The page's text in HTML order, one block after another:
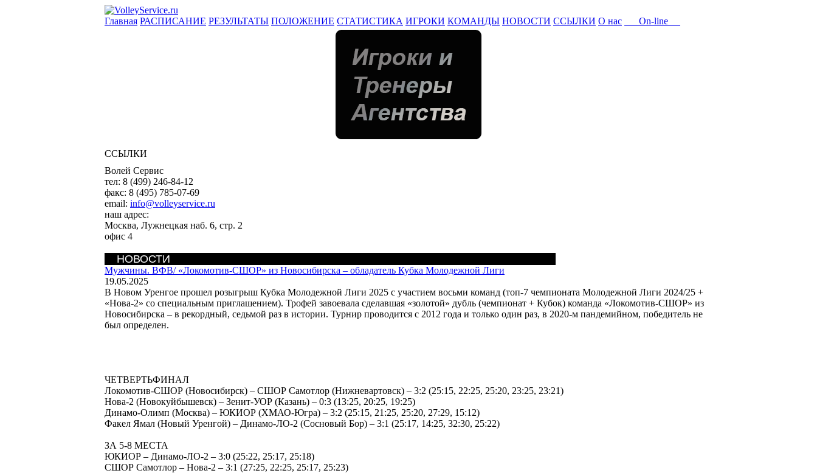
Главная РАСПИСАНИЕ РЕЗУЛЬТАТЫ ПОЛОЖЕНИЕ СТАТИСТИКА ИГРОКИ КОМАНДЫ НОВОСТИ ССЫЛКИ О нас On-line
ССЫЛКИ
Волей Сервис
тел: 8 (499) 246-84-12
факс: 8 (495) 785-07-69
email: info@volleyservice.ru
наш адрес:
Москва, Лужнецкая наб. 6, стр. 2
офис 4
НОВОСТИ
Мужчины. ВФВ/ «Локомотив-СШОР» из Новосибирска – обладатель Кубка Молодежной Лиги
19.05.2025
В Новом Уренгое прошел розыгрыш Кубка Молодежной Лиги 2025 с участием восьми команд (топ-7 чемпионата Молодежной Лиги 2024/25 +
«Нова-2» со специальным приглашением). Трофей завоевала сделавшая «золотой» дубль (чемпионат + Кубок) команда «Локомотив-СШОР» из
Новосибирска – в рекордный, седьмой раз в истории. Турнир проводится с 2012 года и только один раз, в 2020-м пандемийном, победитель не
был определен.
ЧЕТВЕРТЬФИНАЛ
Локомотив-СШОР (Новосибирск) – СШОР Самотлор (Нижневартовск) – 3:2 (25:15, 22:25, 25:20, 23:25, 23:21)
Нова-2 (Новокуйбышевск) – Зенит-УОР (Казань) – 0:3 (13:25, 20:25, 19:25)
Динамо-Олимп (Москва) – ЮКИОР (ХМАО-Югра) – 3:2 (25:15, 21:25, 25:20, 27:29, 15:12)
Факел Ямал (Новый Уренгой) – Динамо-ЛО-2 (Сосновый Бор) – 3:1 (25:17, 14:25, 32:30, 25:22)
ЗА 5-8 МЕСТА
ЮКИОР – Динамо-ЛО-2 – 3:0 (25:22, 25:17, 25:18)
СШОР Самотлор – Нова-2 – 3:1 (27:25, 22:25, 25:17, 25:23)